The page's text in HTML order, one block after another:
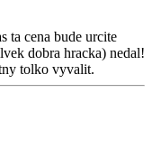
ta cena bude urcite
dobra hracka) nedal!
tolko vyvalit.